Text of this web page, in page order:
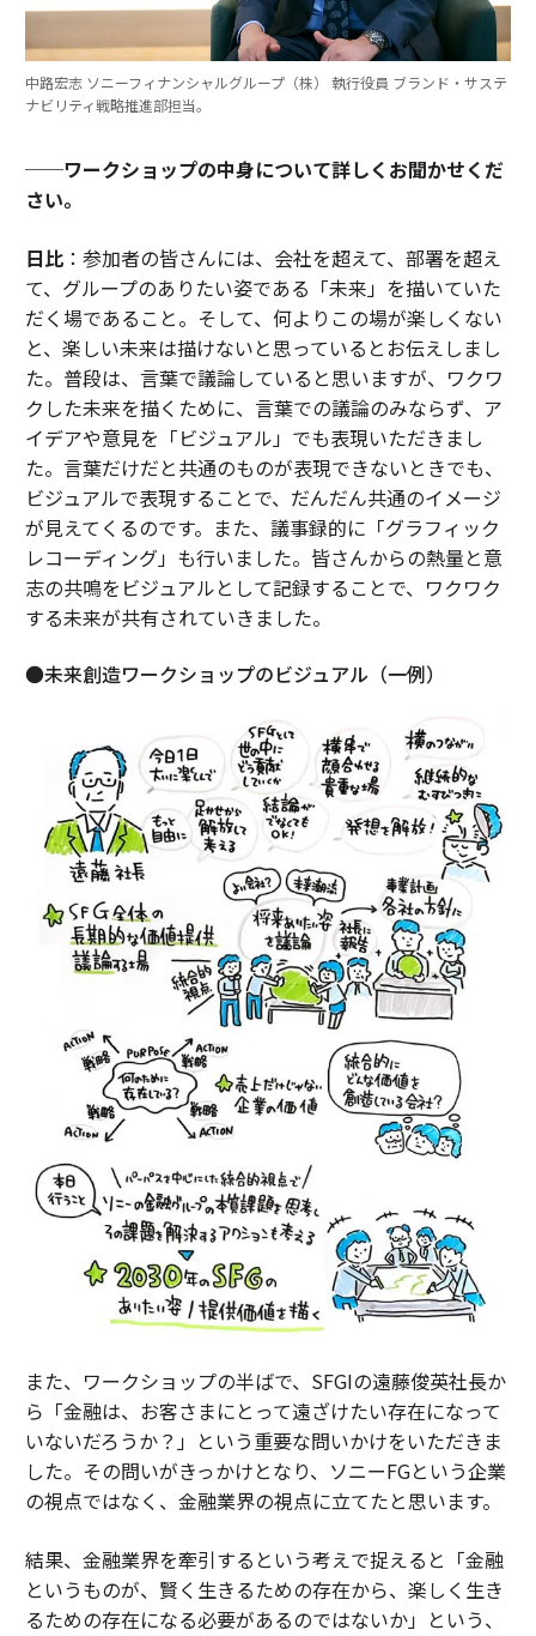
中路宏志 ソニーフィナンシャルグループ（株） 執行役員 ブランド・サステ
ナビリティ戦略推進部担当。
──ワークショップの中身について詳しくお聞かせくだ
さい。
日比：参加者の皆さんには、会社を超えて、部署を超え
て、グループのありたい姿である「未来」を描いていた
だく場であること。そして、何よりこの場が楽しくない
と、楽しい未来は描けないと思っているとお伝えしまし
た。普段は、言葉で議論していると思いますが、ワクワ
クした未来を描くために、言葉での議論のみならず、ア
イデアや意見を「ビジュアル」でも表現いただきまし
た。言葉だけだと共通のものが表現できないときでも、
ビジュアルで表現することで、だんだん共通のイメージ
が見えてくるのです。また、議事録的に「グラフィック
レコーディング」も行いました。皆さんからの熱量と意
志の共鳴をビジュアルとして記録することで、ワクワク
する未来が共有されていきました。
●未来創造ワークショップのビジュアル（一例）
また、ワークショップの半ばで、SFGIの遠藤俊英社長か
ら「金融は、お客さまにとって遠ざけたい存在になって
いないだろうか？」という重要な問いかけをいただきま
した。その問いがきっかけとなり、ソニーFGという企業
の視点ではなく、金融業界の視点に立てたと思います。
結果、金融業界を牽引するという考えで捉えると「金融
というものが、賢く生きるための存在から、楽しく生き
るための存在になる必要があるのではないか」という、